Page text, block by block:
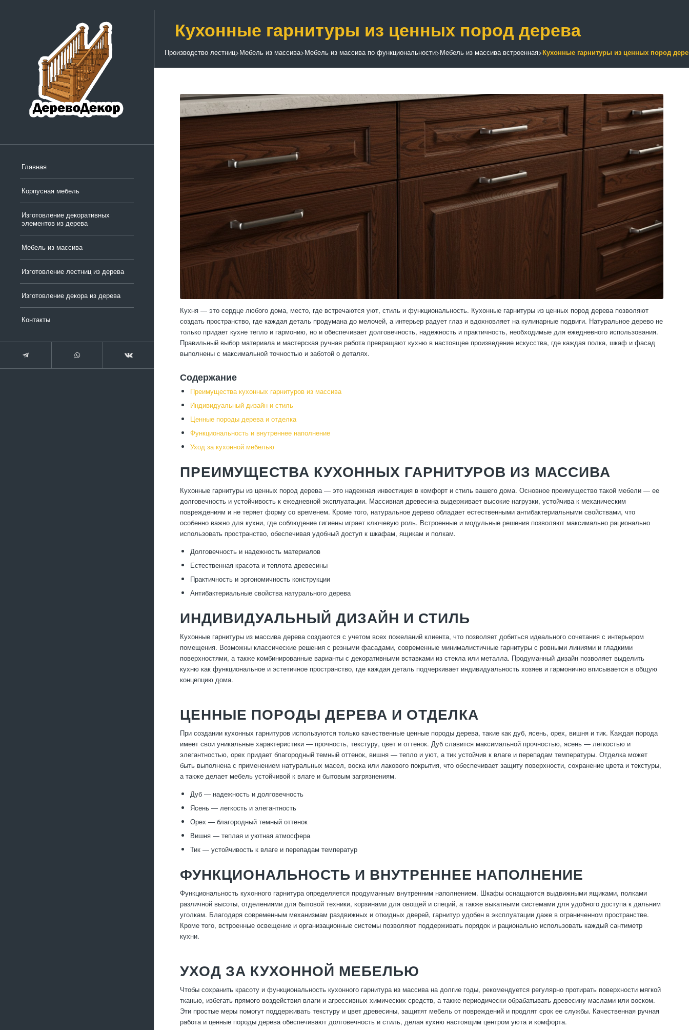
Главная
Корпусная мебель
Изготовление декоративных
элементов из дерева
Мебель из массива
Изготовление лестниц из дерева
Изготовление декора из дерева
Контакты
Кухонные гарнитуры из ценных пород дерева
Производство лестниц>Мебель из массива>Мебель из массива по функциональности>Мебель из массива встроенная>Кухонные гарнитуры из ценных пород
Кухня — это сердце любого дома, место, где встречаются уют, стиль и функциональность. Кухонные гарнитуры из ценных пород дерева позволяют
создать пространство, где каждая деталь продумана до мелочей, а интерьер радует глаз и вдохновляет на кулинарные подвиги. Натуральное дерево не
только придает кухне тепло и гармонию, но и обеспечивает долговечность, надежность и практичность, необходимые для ежедневного использования.
Правильный выбор материала и мастерская ручная работа превращают кухню в настоящее произведение искусства, где каждая полка, шкаф и фасад
выполнены с максимальной точностью и заботой о деталях.
Содержание
Преимущества кухонных гарнитуров из массива
Индивидуальный дизайн и стиль
Ценные породы дерева и отделка
Функциональность и внутреннее наполнение
Уход за кухонной мебелью
ПРЕИМУЩЕСТВА КУХОННЫХ ГАРНИТУРОВ ИЗ МАССИВА
Кухонные гарнитуры из ценных пород дерева — это надежная инвестиция в комфорт и стиль вашего дома. Основное преимущество такой мебели — ее
долговечность и устойчивость к ежедневной эксплуатации. Массивная древесина выдерживает высокие нагрузки, устойчива к механическим
повреждениям и не теряет форму со временем. Кроме того, натуральное дерево обладает естественными антибактериальными свойствами, что
особенно важно для кухни, где соблюдение гигиены играет ключевую роль. Встроенные и модульные решения позволяют максимально рационально
использовать пространство, обеспечивая удобный доступ к шкафам, ящикам и полкам.
Долговечность и надежность материалов
Естественная красота и теплотa древесины
Практичность и эргономичность конструкции
Антибактериальные свойства натурального дерева
ИНДИВИДУАЛЬНЫЙ ДИЗАЙН И СТИЛЬ
Кухонные гарнитуры из массива дерева создаются с учетом всех пожеланий клиента, что позволяет добиться идеального сочетания с интерьером
помещения. Возможны классические решения с резными фасадами, современные минималистичные гарнитуры с ровными линиями и гладкими
поверхностями, а также комбинированные варианты с декоративными вставками из стекла или металла. Продуманный дизайн позволяет выделить
кухню как функциональное и эстетичное пространство, где каждая деталь подчеркивает индивидуальность хозяев и гармонично вписывается в общую
концепцию дома.
ЦЕННЫЕ ПОРОДЫ ДЕРЕВА И ОТДЕЛКА
При создании кухонных гарнитуров используются только качественные ценные породы дерева, такие как дуб, ясень, орех, вишня и тик. Каждая порода
имеет свои уникальные характеристики — прочность, текстуру, цвет и оттенок. Дуб славится максимальной прочностью, ясень — легкостью и
элегантностью, орех придает благородный темный оттенок, вишня — тепло и уют, а тик устойчив к влаге и перепадам температуры. Отделка может
быть выполнена с применением натуральных масел, воска или лакового покрытия, что обеспечивает защиту поверхности, сохранение цвета и текстуры,
а также делает мебель устойчивой к влаге и бытовым загрязнениям.
Дуб — надежность и долговечность
Ясень — легкость и элегантность
Орех — благородный темный оттенок
Вишня — теплая и уютная атмосфера
Тик — устойчивость к влаге и перепадам температур
ФУНКЦИОНАЛЬНОСТЬ И ВНУТРЕННЕЕ НАПОЛНЕНИЕ
Функциональность кухонного гарнитура определяется продуманным внутренним наполнением. Шкафы оснащаются выдвижными ящиками, полками
различной высоты, отделениями для бытовой техники, корзинами для овощей и специй, а также выкатными системами для удобного доступа к дальним
уголкам. Благодаря современным механизмам раздвижных и откидных дверей, гарнитур удобен в эксплуатации даже в ограниченном пространстве.
Кроме того, встроенные освещение и организационные системы позволяют поддерживать порядок и рационально использовать каждый сантиметр
кухни.
УХОД ЗА КУХОННОЙ МЕБЕЛЬЮ
Чтобы сохранить красоту и функциональность кухонного гарнитура из массива на долгие годы, рекомендуется регулярно протирать поверхности мягкой
тканью, избегать прямого воздействия влаги и агрессивных химических средств, а также периодически обрабатывать древесину маслами или воском.
Эти простые меры помогут поддерживать текстуру и цвет древесины, защитят мебель от повреждений и продлят срок ее службы. Качественная ручная
работа и ценные породы дерева обеспечивают долговечность и стиль, делая кухню настоящим центром уюта и комфорта.